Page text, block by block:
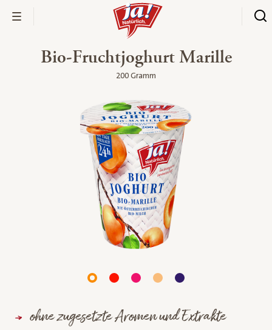
Bio-Fruchtjoghurt Marille
200 Gramm
ohne zugesetzte Aromen und Extrakte